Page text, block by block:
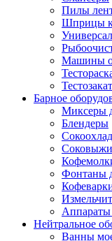
Пилы
Шприцы
Машины
Барное
Миксеры
Блендеры
Фонтаны
Аппараты
Нейтральное
Ванны